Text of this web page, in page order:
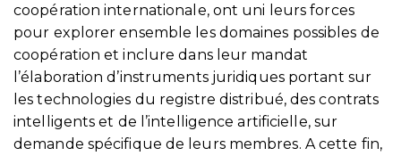
coopération internationale, ont uni leurs forces
pour explorer ensemble les domaines possibles de
coopération et inclure dans leur mandat
l’élaboration d’instruments juridiques portant sur
les technologies du registre distribué, des contrats
intelligents et de l’intelligence artificielle, sur
demande spécifique de leurs membres. A cette fin,